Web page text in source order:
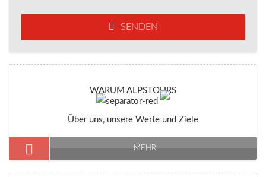
SENDEN
WARUM ALPSTOURS
Über uns, unsere Werte und Ziele
MEHR